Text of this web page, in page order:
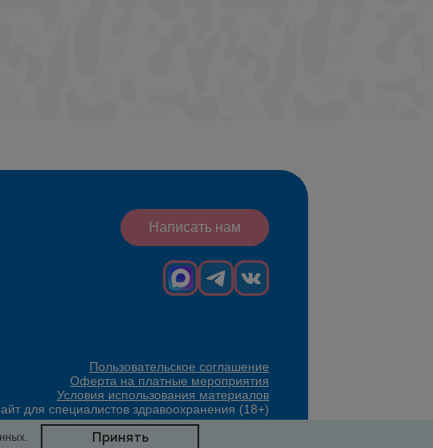
Написать нам
Пользовательское соглашение
Оферта на платные мероприятия
Условия использования материалов
для специалистов здравоохранения (18+)
Принять